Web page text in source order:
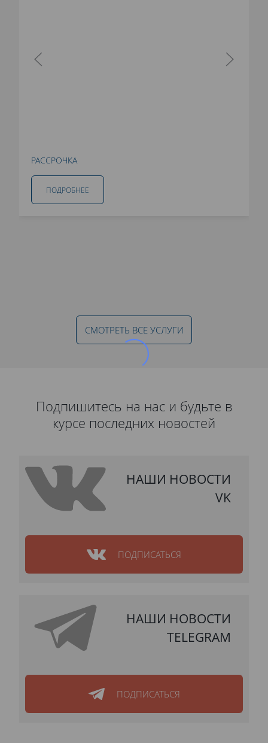
РАССРОЧКА
ПОДРОБНЕЕ
СМОТРЕТЬ ВСЕ УСЛУГИ
Подпишитесь на нас и будьте в
курсе последних новостей
НАШИ НОВОСТИ
VK
ПОДПИСАТЬСЯ
НАШИ НОВОСТИ
TELEGRAM
ПОДПИСАТЬСЯ